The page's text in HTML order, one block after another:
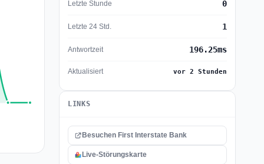
Letzte Stunde 0
Letzte 24 Std. 1
Antwortzeit 196.25ms
Aktualisiert vor 2 Stunden
LINKS
Besuchen First Interstate Bank
Live-Störungskarte